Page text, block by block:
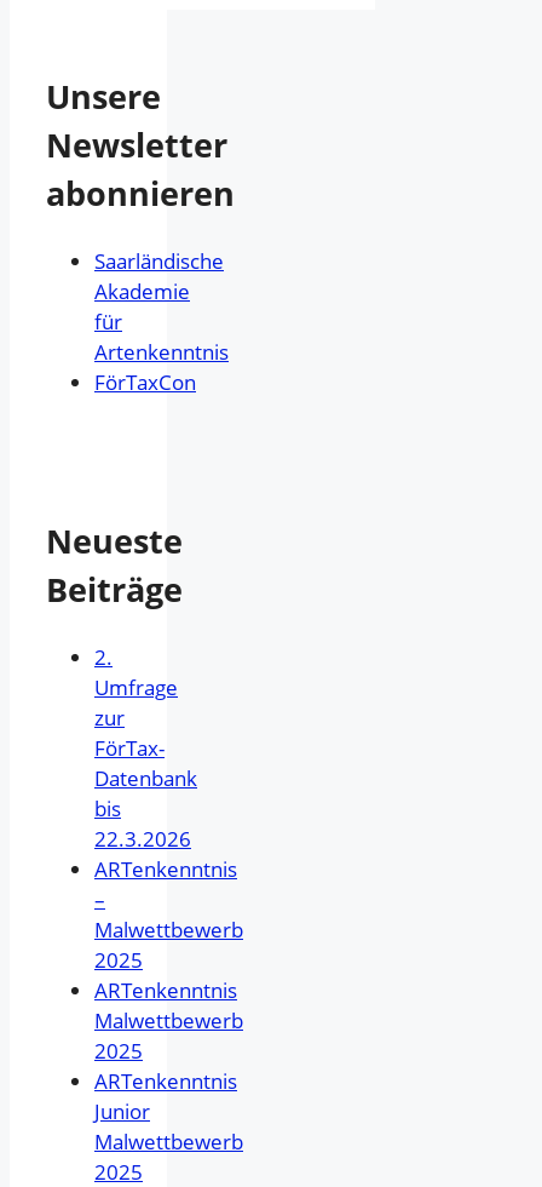
Unsere
Newsletter
abonnieren
Saarländische
Akademie
für
Artenkenntnis
FörTaxCon
Neueste
Beiträge
2.
Umfrage
zur
FörTax-
Datenbank
bis
22.3.2026
ARTenkenntnis
–
Malwettbewerb
2025
ARTenkenntnis
Malwettbewerb
2025
ARTenkenntnis
Junior
Malwettbewerb
2025